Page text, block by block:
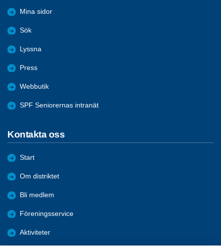
Mina sidor
Sök
Lyssna
Press
Webbutik
SPF Seniorernas intranät
Kontakta oss
Start
Om distriktet
Bli medlem
Föreningsservice
Aktiviteter